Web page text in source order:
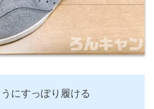
にすっぽり履ける